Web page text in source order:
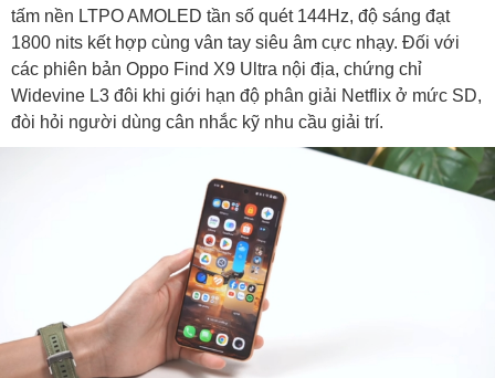
tấm nền LTPO AMOLED tần số quét 144Hz, độ sáng đạt
1800 nits kết hợp cùng vân tay siêu âm cực nhạy. Đối với
các phiên bản Oppo Find X9 Ultra nội địa, chứng chỉ
Widevine L3 đôi khi giới hạn độ phân giải Netflix ở mức SD,
đòi hỏi người dùng cân nhắc kỹ nhu cầu giải trí.